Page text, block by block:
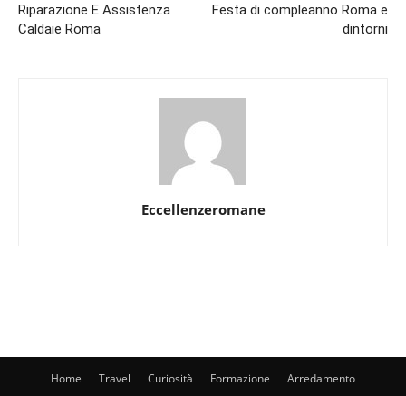
Riparazione E Assistenza
Caldaie Roma
Festa di compleanno Roma e
dintorni
Eccellenzeromane
Home Travel Curiosità Formazione Arredamento